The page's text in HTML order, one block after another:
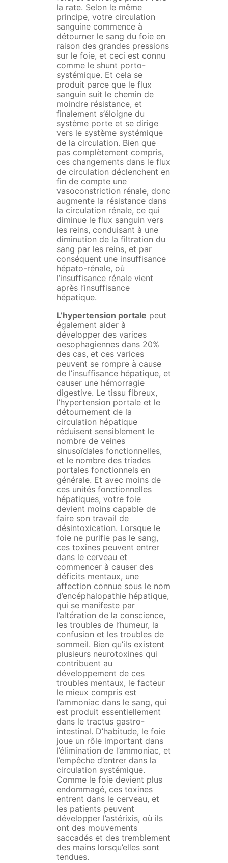
la rate. Selon le même
principe, votre circulation
sanguine commence à
détourner le sang du foie en
raison des grandes pressions
sur le foie, et ceci est connu
comme le shunt porto-
systémique. Et cela se
produit parce que le flux
sanguin suit le chemin de
moindre résistance, et
finalement s’éloigne du
système porte et se dirige
vers le système systémique
de la circulation. Bien que
pas complètement compris,
ces changements dans le flux
de circulation déclenchent en
fin de compte une
vasoconstriction rénale, donc
augmente la résistance dans
la circulation rénale, ce qui
diminue le flux sanguin vers
les reins, conduisant à une
diminution de la filtration du
sang par les reins, et par
conséquent une insuffisance
hépato-rénale, où
l’insuffisance rénale vient
après l’insuffisance
hépatique.
L’hypertension portale peut
également aider à
développer des varices
oesophagiennes dans 20%
des cas, et ces varices
peuvent se rompre à cause
de l’insuffisance hépatique, et
causer une hémorragie
digestive. Le tissu fibreux,
l’hypertension portale et le
détournement de la
circulation hépatique
réduisent sensiblement le
nombre de veines
sinusoïdales fonctionnelles,
et le nombre des triades
portales fonctionnels en
générale. Et avec moins de
ces unités fonctionnelles
hépatiques, votre foie
devient moins capable de
faire son travail de
désintoxication. Lorsque le
foie ne purifie pas le sang,
ces toxines peuvent entrer
dans le cerveau et
commencer à causer des
déficits mentaux, une
affection connue sous le nom
d’encéphalopathie hépatique,
qui se manifeste par
l’altération de la conscience,
les troubles de l’humeur, la
confusion et les troubles de
sommeil. Bien qu’ils existent
plusieurs neurotoxines qui
contribuent au
développement de ces
troubles mentaux, le facteur
le mieux compris est
l’ammoniac dans le sang, qui
est produit essentiellement
dans le tractus gastro-
intestinal. D’habitude, le foie
joue un rôle important dans
l’élimination de l’ammoniac, et
l’empêche d’entrer dans la
circulation systémique.
Comme le foie devient plus
endommagé, ces toxines
entrent dans le cerveau, et
les patients peuvent
développer l’astérixis, où ils
ont des mouvements
saccadés et des tremblement
des mains lorsqu’elles sont
tendues.